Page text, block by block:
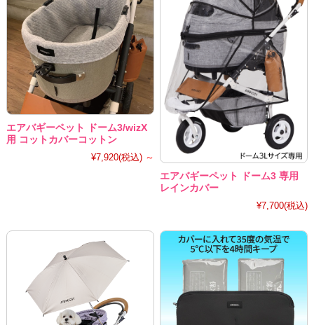
エアバギーペット ドーム3/wizX
用 コットカバーコットン
¥7,920(税込) ～
エアバギーペット ドーム3 専用
レインカバー
¥7,700(税込)